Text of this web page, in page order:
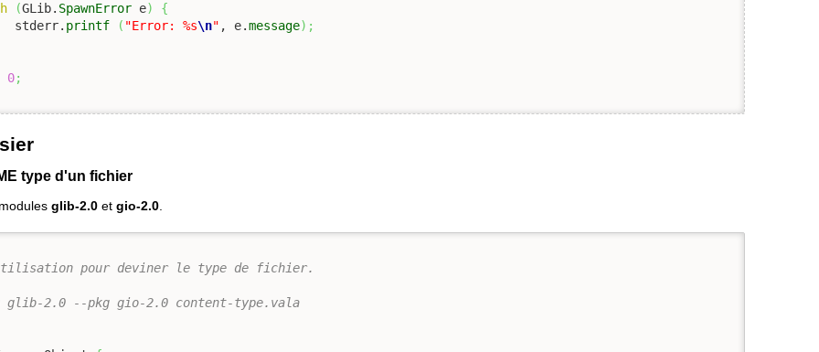
(GLib. SpawnError e)
{
		stderr.
printf ( "Error: %s\n" , e.message) ;
0;
type d'un fichier
glib-2.0 etgio-2.0
pour deviner le type de fichier.
glib-2.0 --pkg gio-2.0 content-type.vala